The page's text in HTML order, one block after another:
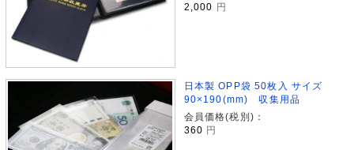
2,000
円
日本製 OPP袋 50枚入 サイズ
90×190(mm) 収集用品
会員価格(税別)：
360 円